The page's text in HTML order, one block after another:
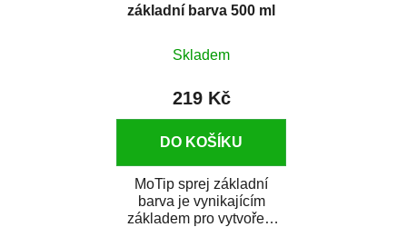
základní barva 500 ml
Skladem
219 Kč
DO KOŠÍKU
MoTip sprej základní
barva je vynikajícím
základem pro vytvoření